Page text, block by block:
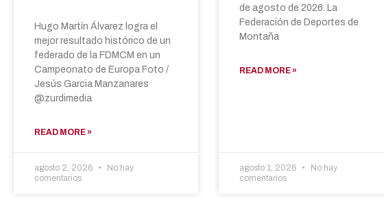
Hugo Martín Álvarez logra el
mejor resultado histórico de un
federado de la FDMCM en un
Campeonato de Europa Foto /
Jesús Garcia Manzanares
@zurdimedia
READ MORE »
agosto 2, 2026
No hay
comentarios
de agosto de 2026. La
Federación de Deportes de
Montaña
READ MORE »
agosto 1, 2026
No hay
comentarios